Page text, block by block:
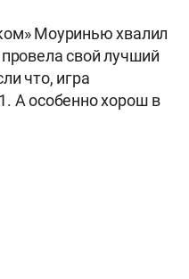
Моуринью хвалил
свой лучший
что, игра
А особенно хорош в